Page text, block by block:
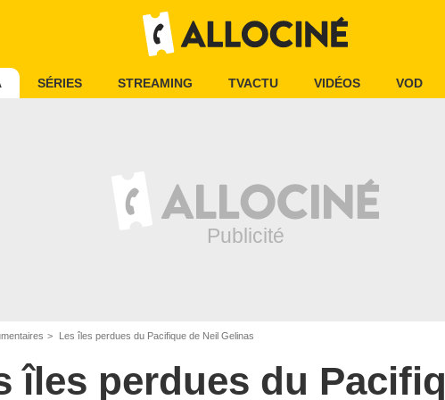
SÉRIES STREAMING TVACTU VIDÉOS VOD
Les îles perdues du Pacifique de Neil Gelinas
îles perdues du